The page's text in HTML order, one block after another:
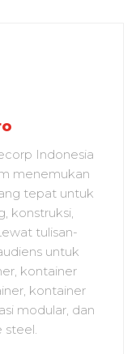
Indonesia
menemukan
tepat untuk
konstruksi,
tulisan-
untuk
kontainer
kontainer
modular, dan